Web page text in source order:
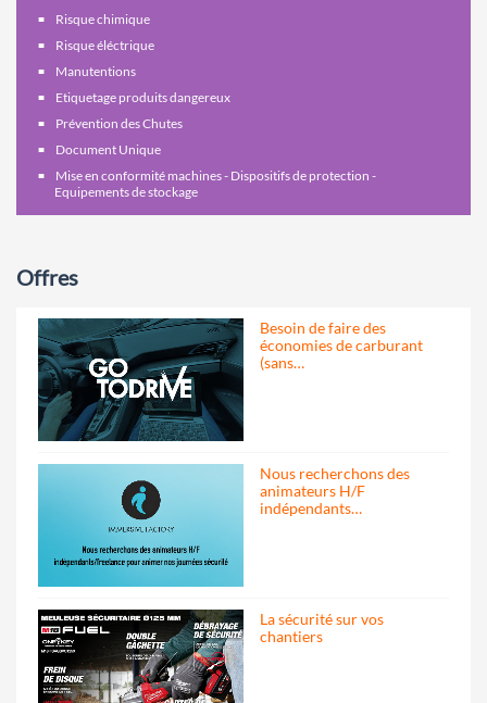
Risque chimique
Risque éléctrique
Manutentions
Etiquetage produits dangereux
Prévention des Chutes
Document Unique
Mise en conformité machines - Dispositifs de protection -
Equipements de stockage
Offres
Besoin de faire des
économies de carburant
(sans…
Nous recherchons des
animateurs H/F
indépendants…
La sécurité sur vos
chantiers